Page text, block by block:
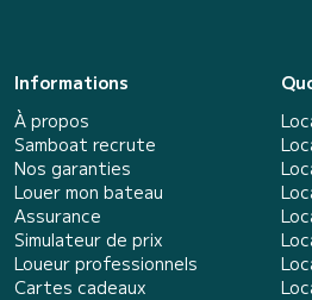
Informations
À propos
Samboat recrute
Nos garanties
Louer mon bateau
Assurance
Simulateur de prix
Loueur professionnels
Cartes cadeaux